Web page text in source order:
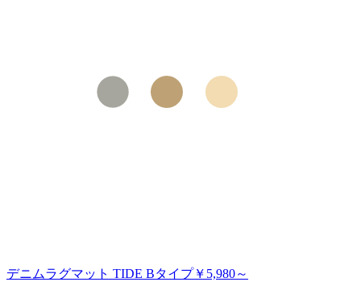
デニムラグマット TIDE Bタイプ￥5,980～